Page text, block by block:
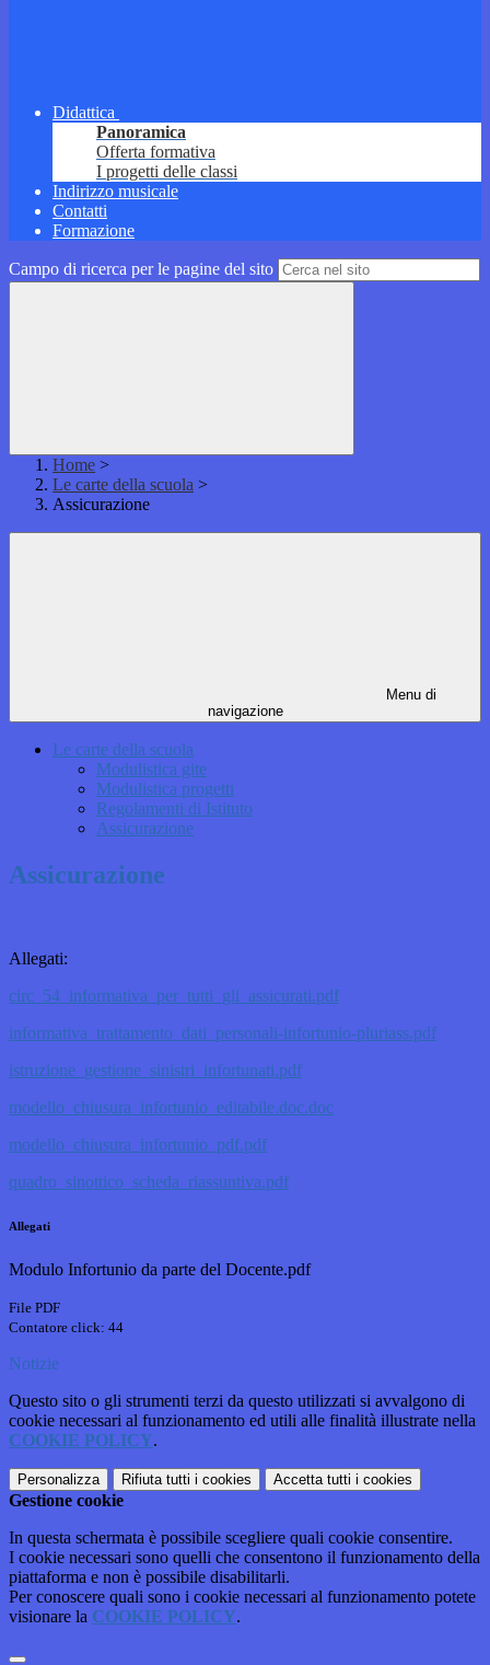
Didattica
Panoramica
Offerta formativa
I progetti delle classi
Indirizzo musicale
Contatti
Formazione
Campo di ricerca per le pagine del sito
Home >
Le carte della scuola >
Assicurazione
Menu di
navigazione
Le carte della scuola
Modulistica gite
Modulistica progetti
Regolamenti di Istituto
Assicurazione
Assicurazione
Allegati:
circ_54_informativa_per_tutti_gli_assicurati.pdf
informativa_trattamento_dati_personali-infortunio-pluriass.pdf
istruzione_gestione_sinistri_infortunati.pdf
modello_chiusura_infortunio_editabile.doc.doc
modello_chiusura_infortunio_pdf.pdf
quadro_sinottico_scheda_riassuntiva.pdf
Allegati
Modulo Infortunio da parte del Docente.pdf
File PDF
Contatore click: 44
Notizie
Questo sito o gli strumenti terzi da questo utilizzati si avvalgono di
cookie necessari al funzionamento ed utili alle finalità illustrate nella
COOKIE POLICY.
Personalizza Rifiuta tutti i cookies Accetta tutti i cookies
Gestione cookie
In questa schermata è possibile scegliere quali cookie consentire.
I cookie necessari sono quelli che consentono il funzionamento della
piattaforma e non è possibile disabilitarli.
Per conoscere quali sono i cookie necessari al funzionamento potete
visionare la COOKIE POLICY.